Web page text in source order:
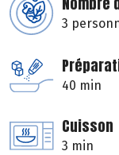
3
40 min
Cuisson
3 min